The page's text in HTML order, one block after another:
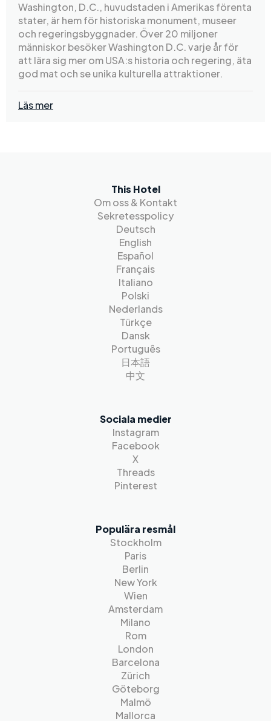
Washington, D.C., huvudstaden i Amerikas förenta
stater, är hem för historiska monument, museer
och regeringsbyggnader. Över 20 miljoner
människor besöker Washington D.C. varje år för
att lära sig mer om USA:s historia och regering, äta
god mat och se unika kulturella attraktioner.
Läs mer
This Hotel
Om oss & Kontakt
Sekretesspolicy
Deutsch
English
Español
Français
Italiano
Polski
Nederlands
Türkçe
Dansk
Português
日本語
中文
Sociala medier
Instagram
Facebook
X
Threads
Pinterest
Populära resmål
Stockholm
Paris
Berlin
New York
Wien
Amsterdam
Milano
Rom
London
Barcelona
Zürich
Göteborg
Malmö
Mallorca